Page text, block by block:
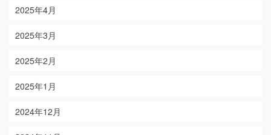
2025年4月
2025年3月
2025年2月
2025年1月
2024年12月